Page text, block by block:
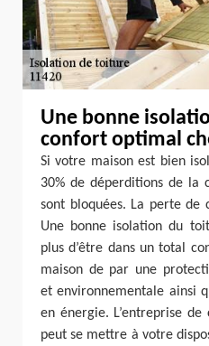
Une bonne
confort optimal
Si votre maison est bien
30% de déperditions de la
sont bloquées. La perte de
Une bonne isolation du
plus d’être dans un total
maison de par une
et environnementale ainsi
en énergie. L’entreprise
peut se mettre à votre